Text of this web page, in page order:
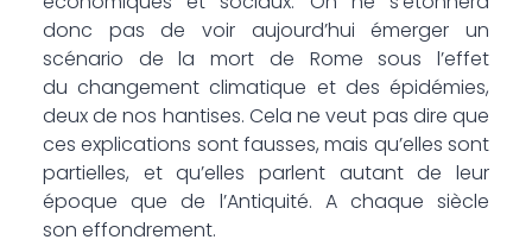
donc pas de voir aujourd’hui émerger un
scénario de la mort de Rome sous l’effet
du changement climatique et des épidémies,
deux de nos hantises. Cela ne veut pas dire que
ces explications sont fausses, mais qu’elles sont
partielles, et qu’elles parlent autant de leur
époque que de l’Antiquité. A chaque siècle
son effondrement.